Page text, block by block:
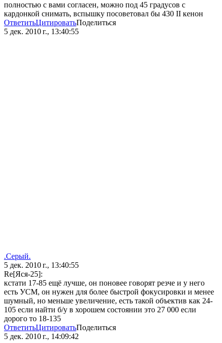
полностью с вами согласен, можно под 45 градусов с
кардонкой снимать, вспышку посоветовал бы 430 II кенон
ОтветитьЦитироватьПоделиться
5 дек. 2010 г., 13:40:55
.Серый.
5 дек. 2010 г., 13:40:55
Re[Яся-25]:
кстати 17-85 ещё лучше, он поновее говорят резче и у него
есть УСМ, он нужен для более быстрой фокусировки и менее
шумный, но меньше увеличение, есть такой объектив как 24-
105 если найти б/у в хорошем состоянии это 27 000 если
дорого то 18-135
ОтветитьЦитироватьПоделиться
5 дек. 2010 г., 14:09:42